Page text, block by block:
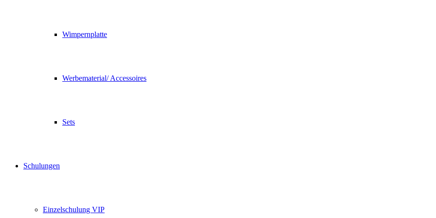
Wimpernplatte
Werbematerial/ Accessoires
Sets
Schulungen
Einzelschulung VIP